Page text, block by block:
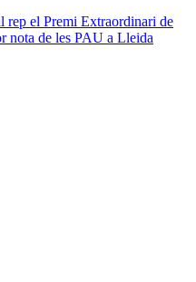
el Premi Extraordinari de
nota de les PAU a Lleida